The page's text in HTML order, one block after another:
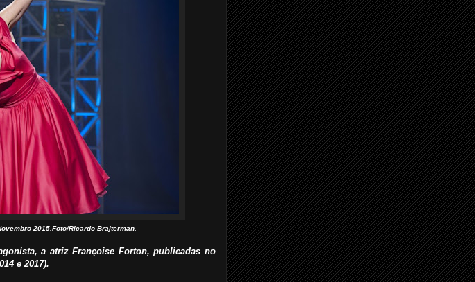
2015.Foto/Ricardo Brajterman.
a atriz Françoise Forton, publicadas no
2014 e 2017).